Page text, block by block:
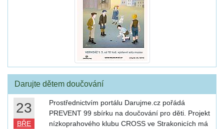
Darujte dětem doučování
23
BŘE
Prostřednictvím portálu Darujme.cz pořádá
PREVENT 99 sbírku na doučování pro děti. Projekt
nízkoprahového klubu CROSS ve Strakonicích má